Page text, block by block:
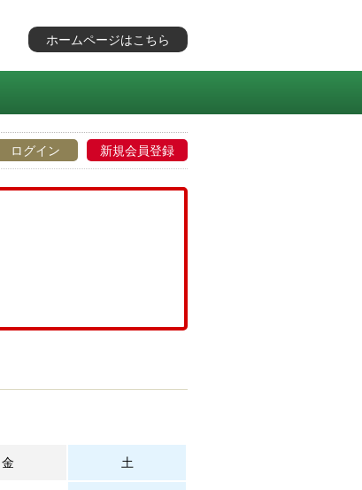
ホームページはこちら
新規会員登録
ログイン
金 土